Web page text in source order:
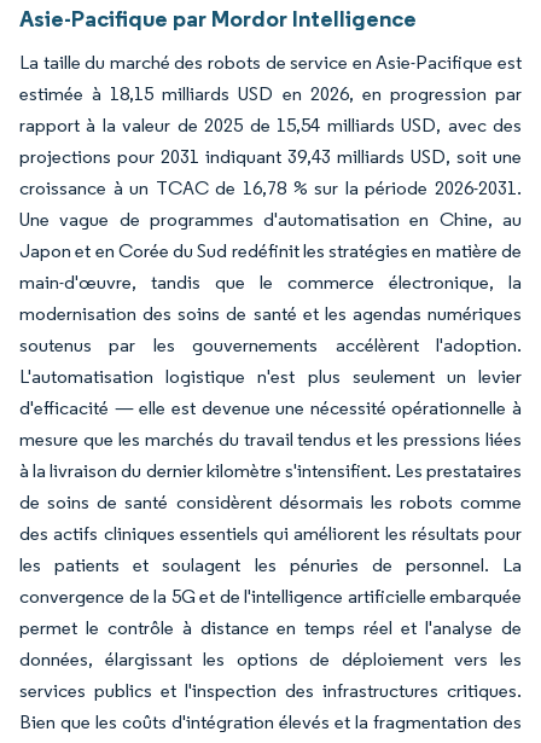
Asie-Pacifique par Mordor Intelligence
La taille du marché des robots de service en Asie-Pacifique est
estimée à 18,15 milliards USD en 2026, en progression par
rapport à la valeur de 2025 de 15,54 milliards USD, avec des
projections pour 2031 indiquant 39,43 milliards USD, soit une
croissance à un TCAC de 16,78 % sur la période 2026-2031.
Une vague de programmes d'automatisation en Chine, au
Japon et en Corée du Sud redéfinit les stratégies en matière de
main-d'œuvre, tandis que le commerce électronique, la
modernisation des soins de santé et les agendas numériques
soutenus par les gouvernements accélèrent l'adoption.
L'automatisation logistique n'est plus seulement un levier
d'efficacité — elle est devenue une nécessité opérationnelle à
mesure que les marchés du travail tendus et les pressions liées
à la livraison du dernier kilomètre s'intensifient. Les prestataires
de soins de santé considèrent désormais les robots comme
des actifs cliniques essentiels qui améliorent les résultats pour
les patients et soulagent les pénuries de personnel. La
convergence de la 5G et de l'intelligence artificielle embarquée
permet le contrôle à distance en temps réel et l'analyse de
données, élargissant les options de déploiement vers les
services publics et l'inspection des infrastructures critiques.
Bien que les coûts d'intégration élevés et la fragmentation des